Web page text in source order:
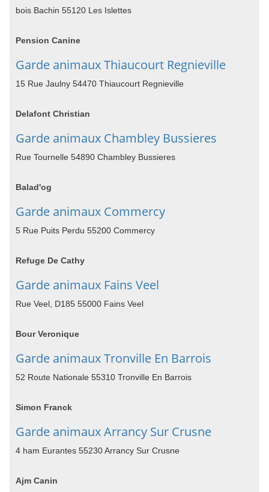
bois Bachin 55120 Les Islettes
Pension Canine
Garde animaux Thiaucourt Regnieville
15 Rue Jaulny 54470 Thiaucourt Regnieville
Delafont Christian
Garde animaux Chambley Bussieres
Rue Tournelle 54890 Chambley Bussieres
Balad'og
Garde animaux Commercy
5 Rue Puits Perdu 55200 Commercy
Refuge De Cathy
Garde animaux Fains Veel
Rue Veel, D185 55000 Fains Veel
Bour Veronique
Garde animaux Tronville En Barrois
52 Route Nationale 55310 Tronville En Barrois
Simon Franck
Garde animaux Arrancy Sur Crusne
4 ham Eurantes 55230 Arrancy Sur Crusne
Ajm Canin